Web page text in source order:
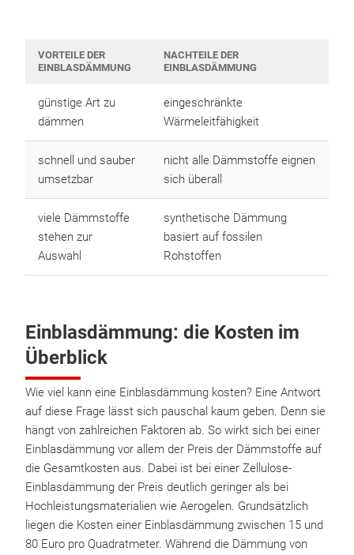
VORTEILE DER
EINBLASDÄMMUNG
NACHTEILE DER
EINBLASDÄMMUNG
günstige Art zu
dämmen
eingeschränkte
Wärmeleitfähigkeit
schnell und sauber
umsetzbar
nicht alle Dämmstoffe eignen
sich überall
viele Dämmstoffe
stehen zur
Auswahl
synthetische Dämmung
basiert auf fossilen
Rohstoffen
Einblasdämmung: die Kosten im
Überblick
Wie viel kann eine Einblasdämmung kosten? Eine Antwort
auf diese Frage lässt sich pauschal kaum geben. Denn sie
hängt von zahlreichen Faktoren ab. So wirkt sich bei einer
Einblasdämmung vor allem der Preis der Dämmstoffe auf
die Gesamtkosten aus. Dabei ist bei einer Zellulose-
Einblasdämmung der Preis deutlich geringer als bei
Hochleistungsmaterialien wie Aerogelen. Grundsätzlich
liegen die Kosten einer Einblasdämmung zwischen 15 und
80 Euro pro Quadratmeter. Während die Dämmung von